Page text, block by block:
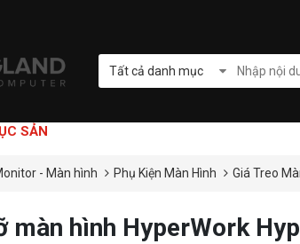
Tất cả danh mục
SẢN
- Màn hình Phụ Kiện Màn Hình Giá Treo
màn hình HyperWork